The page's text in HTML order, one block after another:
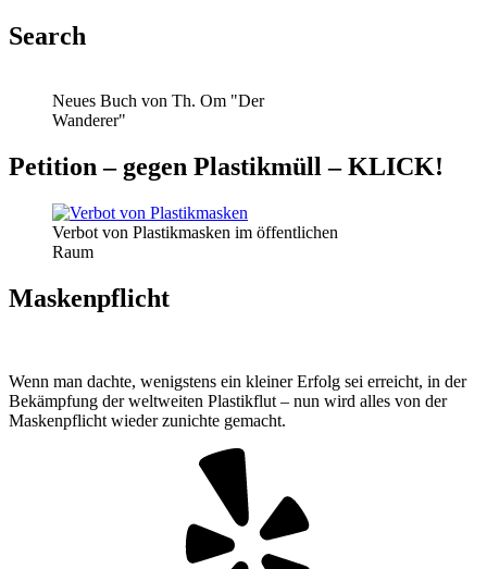
Search
Neues Buch von Th. Om "Der
Wanderer"
Petition – gegen Plastikmüll – KLICK!
Verbot von Plastikmasken im öffentlichen
Raum
Maskenpflicht
Wenn man dachte, wenigstens ein kleiner Erfolg sei erreicht, in der
Bekämpfung der weltweiten Plastikflut – nun wird alles von der
Maskenpflicht wieder zunichte gemacht.